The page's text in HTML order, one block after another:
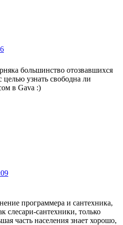
большинство отозвавшихся
целью узнать свободна ли
в Gava :)
программера и сантехника,
слесари-сантехники, только
часть населения знает хорошо,